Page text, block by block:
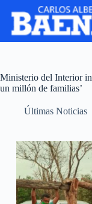
Ministerio del Interior
un millón de familias’
Últimas Noticias